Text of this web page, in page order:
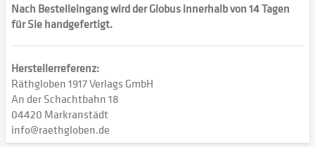
Nach Bestelleingang wird der Globus innerhalb von 14 Tagen
für Sie handgefertigt.
Herstellerreferenz:
Räthgloben 1917 Verlags GmbH
An der Schachtbahn 18
04420 Markranstädt
info@raethgloben.de